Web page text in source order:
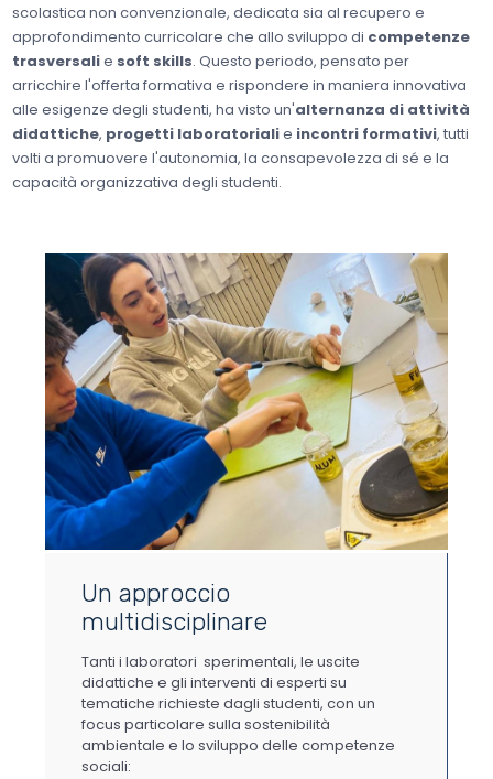
scolastica non convenzionale, dedicata sia al recupero e
approfondimento curricolare che allo sviluppo di competenze
trasversalie soft skills. Questo periodo, pensato per
arricchire l'offerta formativa e rispondere in maniera innovativa
alle esigenze degli studenti, ha visto un'alternanza di attività
didattiche, progetti laboratorialie incontri formativi, tutti
volti a promuovere l'autonomia, la consapevolezza di sé e la
capacità organizzativa degli studenti.
Un approccio
multidisciplinare
Tanti i laboratori sperimentali, le uscite
didattiche e gli interventi di esperti su
tematiche richieste dagli studenti, con un
focus particolare sulla sostenibilità
ambientale e lo sviluppo delle competenze
sociali: